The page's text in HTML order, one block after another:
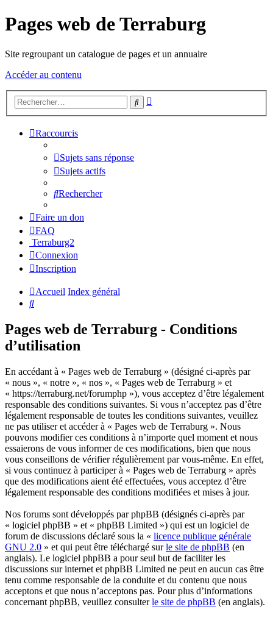
Pages web de Terraburg
Site regroupant un catalogue de pages et un annuaire
Accéder au contenu
Rechercher
Raccourcis
Sujets sans réponse
Sujets actifs
Rechercher
Faire un don
FAQ
Terraburg2
Connexion
Inscription
Accueil Index général
Rechercher
Pages web de Terraburg - Conditions
d’utilisation
En accédant à « Pages web de Terraburg » (désigné ci-après par
« nous », « notre », « nos », « Pages web de Terraburg » et
« https://terraburg.net/forumphp »), vous acceptez d’être légalement
responsable des conditions suivantes. Si vous n’acceptez pas d’être
légalement responsable de toutes les conditions suivantes, veuillez
ne pas utiliser et accéder à « Pages web de Terraburg ». Nous
pouvons modifier ces conditions à n’importe quel moment et nous
essaierons de vous informer de ces modifications, bien que nous
vous conseillons de vérifier régulièrement par vous-même. En effet,
si vous continuez à participer à « Pages web de Terraburg » après
que des modifications aient été effectuées, vous acceptez d’être
légalement responsable des conditions modifiées et mises à jour.
Nos forums sont développés par phpBB (désignés ci-après par
« logiciel phpBB » et « phpBB Limited ») qui est un logiciel de
forum de discussions déclaré sous la « licence publique générale
GNU 2.0 » et qui peut être téléchargé surle site de phpBB (en
anglais). Le logiciel phpBB a pour seul but de faciliter les
discussions sur internet et phpBB Limited ne peut en aucun cas être
tenu comme responsable de la conduite et du contenu que nous
acceptons et que nous n’acceptons pas. Pour plus d’informations
concernant phpBB, veuillez consulterle site de phpBB (en anglais).